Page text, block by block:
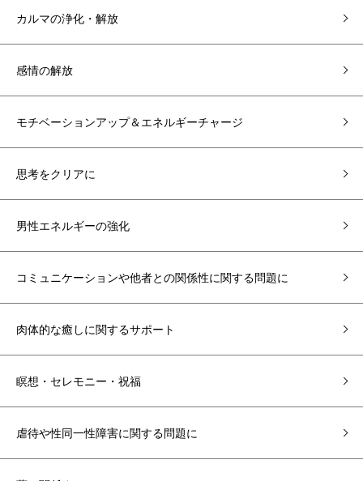
カルマの浄化・解放
感情の解放
モチベーションアップ＆エネルギーチャージ
思考をクリアに
男性エネルギーの強化
コミュニケーションや他者との関係性に関する問題に
肉体的な癒しに関するサポート
瞑想・セレモニー・祝福
虐待や性同一性障害に関する問題に